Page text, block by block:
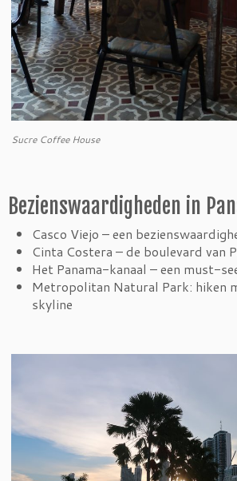
Sucre Coffee House
Bezienswaardigheden in
Casco Viejo – een
Cinta Costera – de boulevard van
Het Panama-kanaal – een must-
Metropolitan Natural Park: hiken
skyline